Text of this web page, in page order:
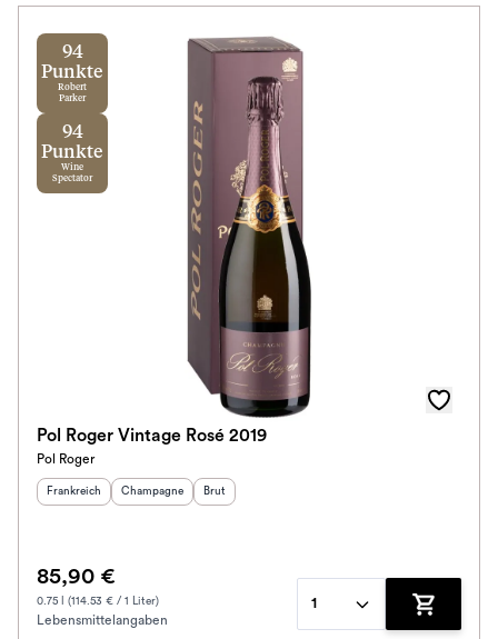
94
Punkte
Robert
Parker
94
Punkte
Wine
Spectator
Pol Roger Vintage Rosé 2019
Pol Roger
Herkunftsland
Frankreich Herkunftsregion :
Champagne Geschmack
Brut
85,90 €
0.75 l (114.53 € / 1 Liter)
Lebensmittelangaben
1
Zum